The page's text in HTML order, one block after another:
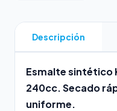
Descripción
Esmalte sintético
240cc. Secado
uniforme.